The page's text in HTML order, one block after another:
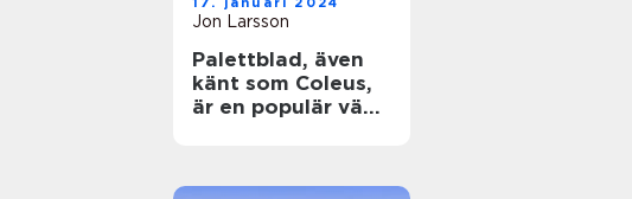
Jon Larsson
Palettblad, även
känt som Coleus,
är en populär växt